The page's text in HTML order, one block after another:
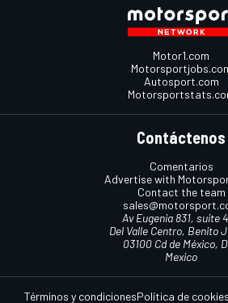
Motor1.com
Autosport.com
Contáctenos
Comentarios
Advertise with
Contact the team
Av Eugenia 831, suite
Del Valle Centro, Benito
03100 Cd de México,
Mexico
Términos y condicionesPolítica de cookies